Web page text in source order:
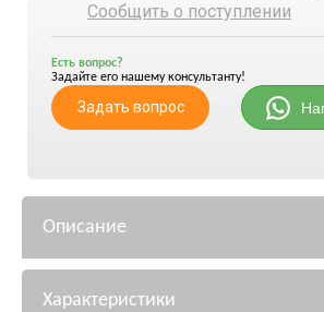
Сообщить о поступлении
Есть вопрос?
Задайте его нашему консультанту!
Задать вопрос
Описание
Характеристики